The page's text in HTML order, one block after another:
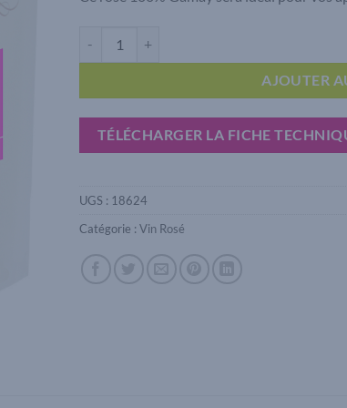
AJOUTER
TÉLÉCHARGER LA FICHE
UGS : 18624
Catégorie : Vin Rosé